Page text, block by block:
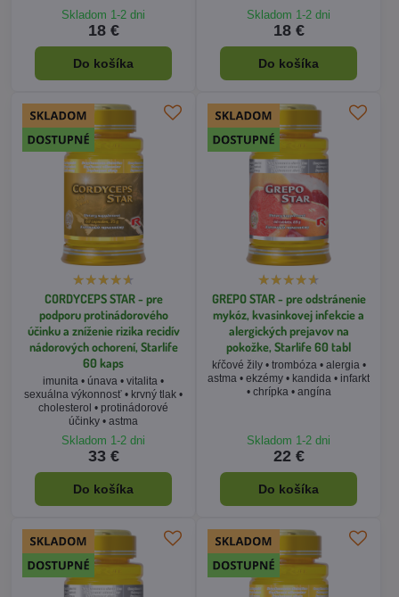
CORDYCEPS STAR - pre
podporu protinádorového
účinku a zníženie rizika recidív
nádorových ochorení, Starlife
60 kaps
imunita • únava • vitalita •
sexuálna výkonnosť • krvný tlak •
cholesterol • protinádorové
účinky • astma
Skladom 1-2 dni
33 €
Do košíka
GREPO STAR - pre odstránenie
mykóz, kvasinkovej infekcie a
alergických prejavov na
pokožke, Starlife 60 tabl
kŕčové žily • trombóza • alergia •
astma • ekzémy • kandida • infarkt
• chrípka • angína
Skladom 1-2 dni
22 €
Do košíka